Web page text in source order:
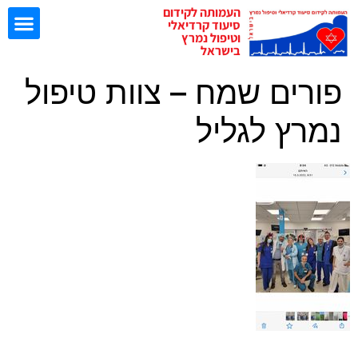
העמותה לקידום
סיעוד קרדיאלי
וטיפול נמרץ
בישראל
פורים שמח – צוות טיפול
נמרץ לגליל